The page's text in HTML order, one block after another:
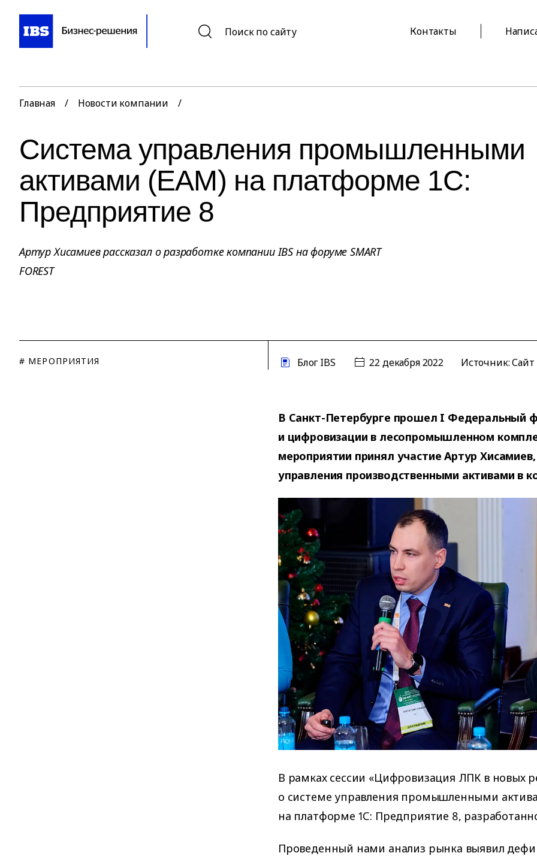
Поиск по сайту Контакты
Главная / Новости компании /
Система управления промышленными
активами (EAM) на платформе 1С:
Предприятие 8
Артур Хисамиев рассказал о разработке компании IBS на форуме SMART
FOREST
# МЕРОПРИЯТИЯ Блог IBS 22 декабря 2022 Источник: Сайт
В Санкт-Петербурге прошел I Федеральный
и цифровизации в лесопромышленном
мероприятии принял участие Артур
управления производственными активами в
В рамках сессии «Цифровизация ЛПК в новых
о системе управления промышленными
на платформе 1С: Предприятие 8,
Проведенный нами анализ рынка выявил